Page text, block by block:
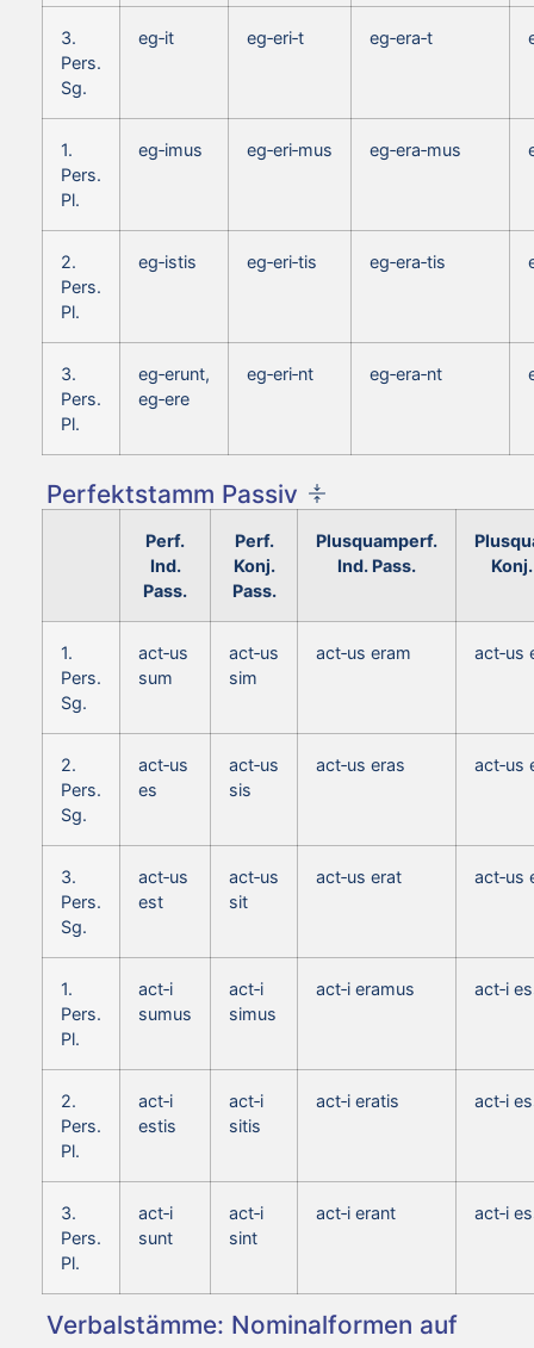
3.
Pers.
Sg.
eg‑it eg‑eri‑t eg‑era‑t
1.
Pers.
Pl.
eg‑imus eg‑eri‑mus eg‑era‑mus
2.
Pers.
Pl.
eg‑istis eg‑eri‑tis eg‑era‑tis
3.
Pers.
Pl.
eg‑erunt,
eg‑ere
eg‑eri‑nt eg‑era‑nt
Perfektstamm Passiv
Perf.
Ind.
Pass.
Perf.
Konj.
Pass.
Plusquamperf.
Ind. Pass.
1.
Pers.
Sg.
act‑us
sum
act‑us
sim
act‑us eram act‑us
2.
Pers.
Sg.
act‑us
es
act‑us
sis
act‑us eras act‑us
3.
Pers.
Sg.
act‑us
est
act‑us
sit
act‑us erat act‑us
1.
Pers.
Pl.
act‑i
sumus
act‑i
simus
act‑i eramus act‑i
2.
Pers.
Pl.
act‑i
estis
act‑i
sitis
act‑i eratis act‑i
3.
Pers.
Pl.
act‑i
sunt
act‑i
sint
act‑i erant act‑i
Verbalstämme: Nominalformen auf